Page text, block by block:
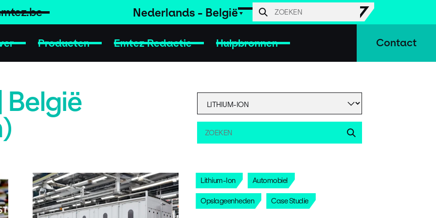
Nederlands - België
Producten Emtez Redactie Hulpbronnen Contact
België
Lithium-Ion Automobiel
Opslageenheden Case Studie